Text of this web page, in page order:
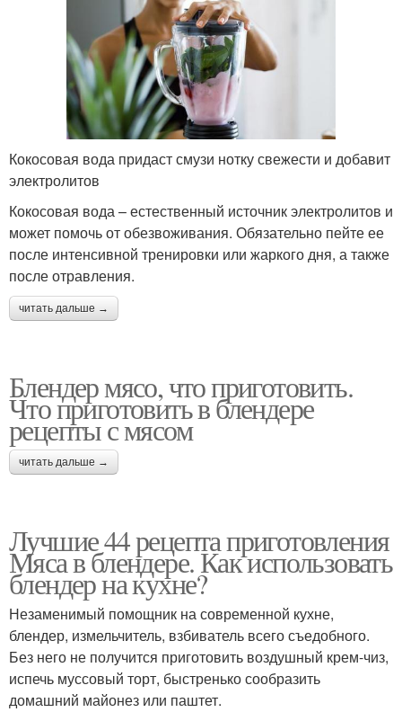
Кокосовая вода придаст смузи нотку свежести и добавит
электролитов
Кокосовая вода – естественный источник электролитов и
может помочь от обезвоживания. Обязательно пейте ее
после интенсивной тренировки или жаркого дня, а также
после отравления.
читать дальше →
Блендер мясо, что приготовить.
Что приготовить в блендере
рецепты с мясом
читать дальше →
Лучшие 44 рецепта приготовления
Мяса в блендере. Как использовать
блендер на кухне?
Незаменимый помощник на современной кухне,
блендер, измельчитель, взбиватель всего съедобного.
Без него не получится приготовить воздушный крем-чиз,
испечь муссовый торт, быстренько сообразить
домашний майонез или паштет.